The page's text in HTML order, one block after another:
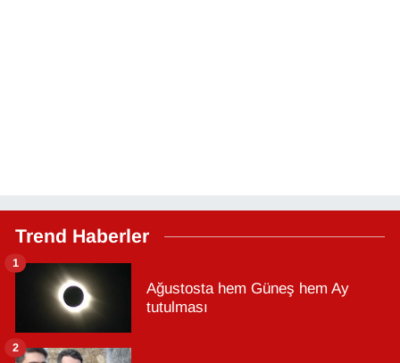
Trend Haberler
Ağustosta hem Güneş hem Ay
tutulması
1
2